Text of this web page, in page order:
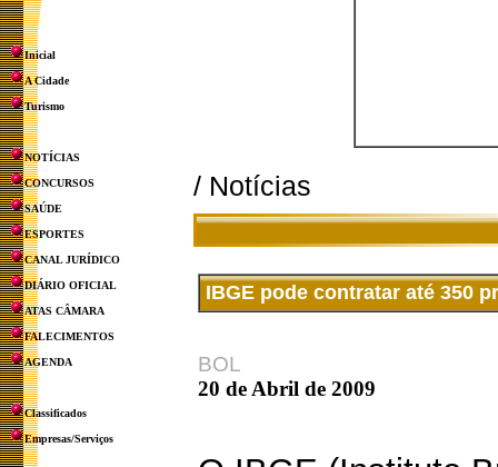
Inicial
A Cidade
Turismo
NOTÍCIAS
CONCURSOS
SAÚDE
ESPORTES
CANAL JURÍDICO
DIÁRIO OFICIAL
ATAS CÂMARA
FALECIMENTOS
AGENDA
Classificados
Empresas/Serviços
/ Notícias
IBGE pode contratar até 350
BOL
20 de Abril de 2009